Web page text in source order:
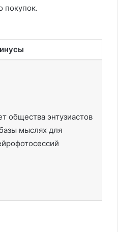
покупок.
общества энтузиастов
мыслях для